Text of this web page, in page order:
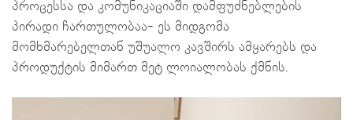
პროცესსა და კომუნიკაციაში დამფუძნებლების
პირადი ჩართულობაა- ეს მიდგომა
მომხმარებელთან უშუალო კავშირს ამყარებს და
პროდუქტის მიმართ მეტ ლოიალობას ქმნის.